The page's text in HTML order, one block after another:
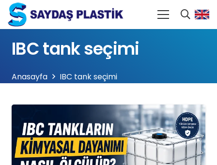
IBC tank seçimi
Anasayfa IBC tank seçimi